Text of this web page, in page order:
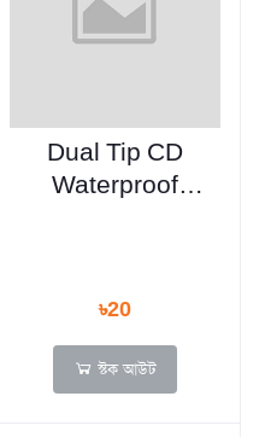
Dual Tip CD
Waterproof
৳20
স্টক আউট